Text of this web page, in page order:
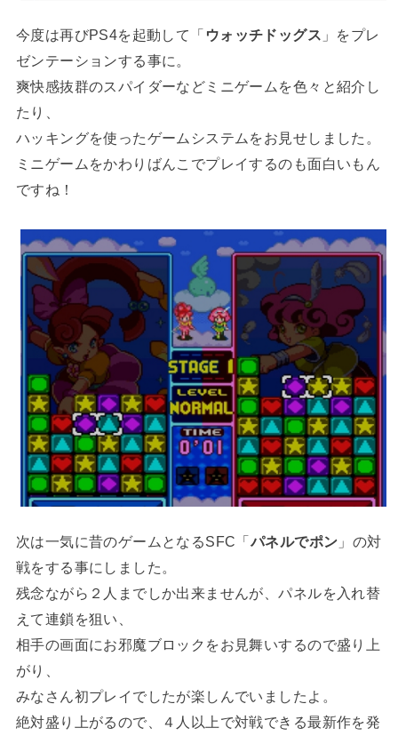
今度は再びPS4を起動して「 ウォッチドッグス 」をプレ
ゼンテーションする事に。
爽快感抜群のスパイダーなどミニゲームを色々と紹介し
たり、
ハッキングを使ったゲームシステムをお見せしました。
ミニゲームをかわりばんこでプレイするのも面白いもん
ですね！
次は一気に昔のゲームとなるSFC「パネルでポン 」の対
戦をする事にしました。
残念ながら２人までしか出来ませんが、パネルを入れ替
えて連鎖を狙い、
相手の画面にお邪魔ブロックをお見舞いするので盛り上
がり、
みなさん初プレイでしたが楽しんでいましたよ。
絶対盛り上がるので、４人以上で対戦できる最新作を発